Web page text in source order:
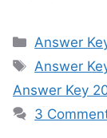
Answer
Answer
Answer Key
3